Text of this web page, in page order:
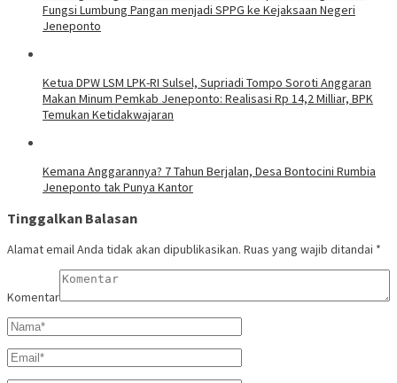
Fungsi Lumbung Pangan menjadi SPPG ke Kejaksaan Negeri
Jeneponto
Ketua DPW LSM LPK-RI Sulsel, Supriadi Tompo Soroti Anggaran
Makan Minum Pemkab Jeneponto: Realisasi Rp 14,2 Milliar, BPK
Temukan Ketidakwajaran
Kemana Anggarannya? 7 Tahun Berjalan, Desa Bontocini Rumbia
Jeneponto tak Punya Kantor
Tinggalkan Balasan
Alamat email Anda tidak akan dipublikasikan. Ruas yang wajib ditandai *
Komentar